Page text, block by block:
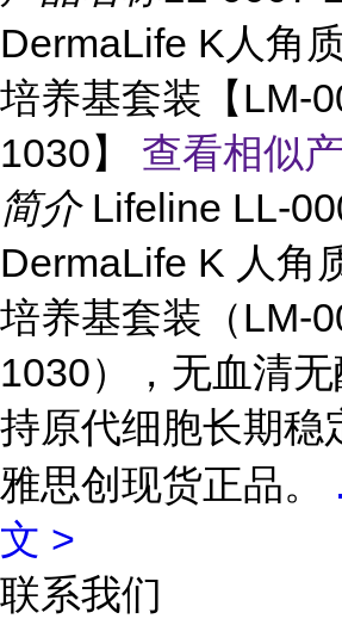
DermaLife K人角
培养基套装【LM-
1030】 查看相似
简介 Lifeline LL-
DermaLife K 人角
培养基套装（LM-
1030），无血清
持原代细胞长期稳
雅思创现货正品。
文 >
联系我们